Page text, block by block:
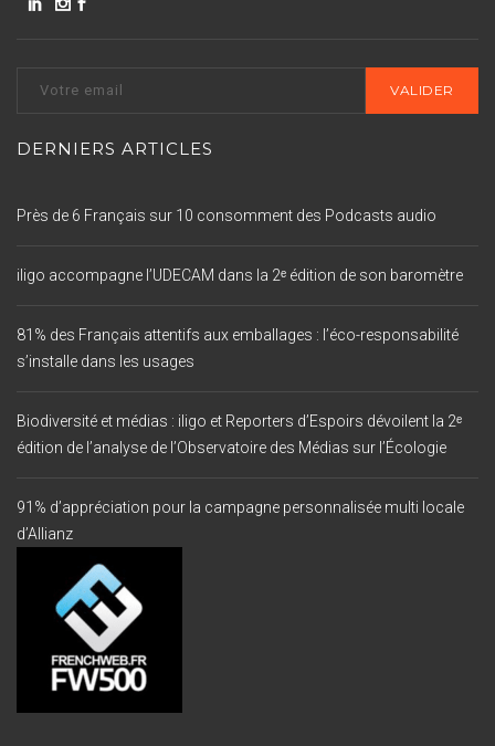
DERNIERS ARTICLES
Près de 6 Français sur 10 consomment des Podcasts audio
iligo accompagne l’UDECAM dans la 2ᵉ édition de son baromètre
81% des Français attentifs aux emballages : l’éco-responsabilité
s’installe dans les usages
Biodiversité et médias : iligo et Reporters d’Espoirs dévoilent la 2ᵉ
édition de l’analyse de l’Observatoire des Médias sur l’Écologie
91% d’appréciation pour la campagne personnalisée multi locale
d’Allianz